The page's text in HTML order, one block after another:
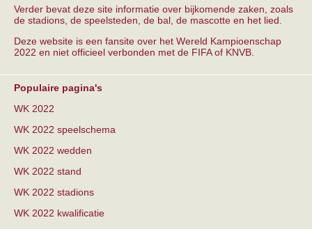
Verder bevat deze site informatie over bijkomende zaken, zoals
de stadions, de speelsteden, de bal, de mascotte en het lied.
Deze website is een fansite over het Wereld Kampioenschap
2022 en niet officieel verbonden met de FIFA of KNVB.
Populaire pagina's
WK 2022
WK 2022 speelschema
WK 2022 wedden
WK 2022 stand
WK 2022 stadions
WK 2022 kwalificatie